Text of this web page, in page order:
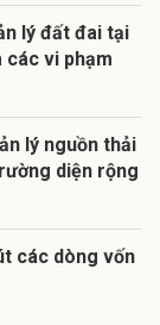
lý đất đai tại
các vi phạm
lý nguồn thải
diện rộng
các dòng vốn